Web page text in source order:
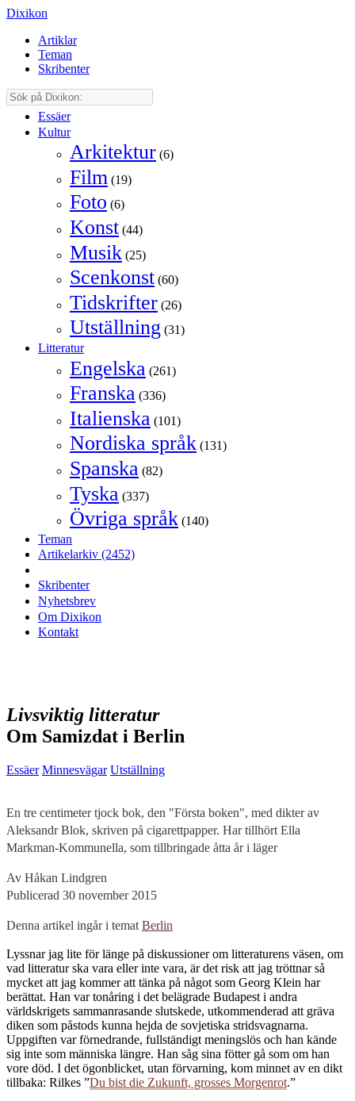
Dixikon
Artiklar
Teman
Skribenter
Essäer
Kultur
Arkitektur (6)
Film (19)
Foto (6)
Konst (44)
Musik (25)
Scenkonst (60)
Tidskrifter (26)
Utställning (31)
Litteratur
Engelska (261)
Franska (336)
Italienska (101)
Nordiska språk (131)
Spanska (82)
Tyska (337)
Övriga språk (140)
Teman
Artikelarkiv (2452)
Skribenter
Nyhetsbrev
Om Dixikon
Kontakt
Livsviktig litteratur
Om Samizdat i Berlin
Essäer Minnesvägar Utställning
En tre centimeter tjock bok, den "Första boken", med dikter av
Aleksandr Blok, skriven på cigarettpapper. Har tillhört Ella
Markman-Kommunella, som tillbringade åtta år i läger
Av Håkan Lindgren
Publicerad 30 november 2015
Denna artikel ingår i temat Berlin
Lyssnar jag lite för länge på diskussioner om litteraturens väsen, om
vad litteratur ska vara eller inte vara, är det risk att jag tröttnar så
mycket att jag kommer att tänka på något som Georg Klein har
berättat. Han var tonåring i det belägrade Budapest i andra
världskrigets sammanrasande slutskede, utkommenderad att gräva
diken som påstods kunna hejda de sovjetiska stridsvagnarna.
Uppgiften var förnedrande, fullständigt meningslös och han kände
sig inte som människa längre. Han såg sina fötter gå som om han
vore död. I det ögonblicket, utan förvarning, kom minnet av en dikt
tillbaka: Rilkes ”Du bist die Zukunft, grosses Morgenrot.”